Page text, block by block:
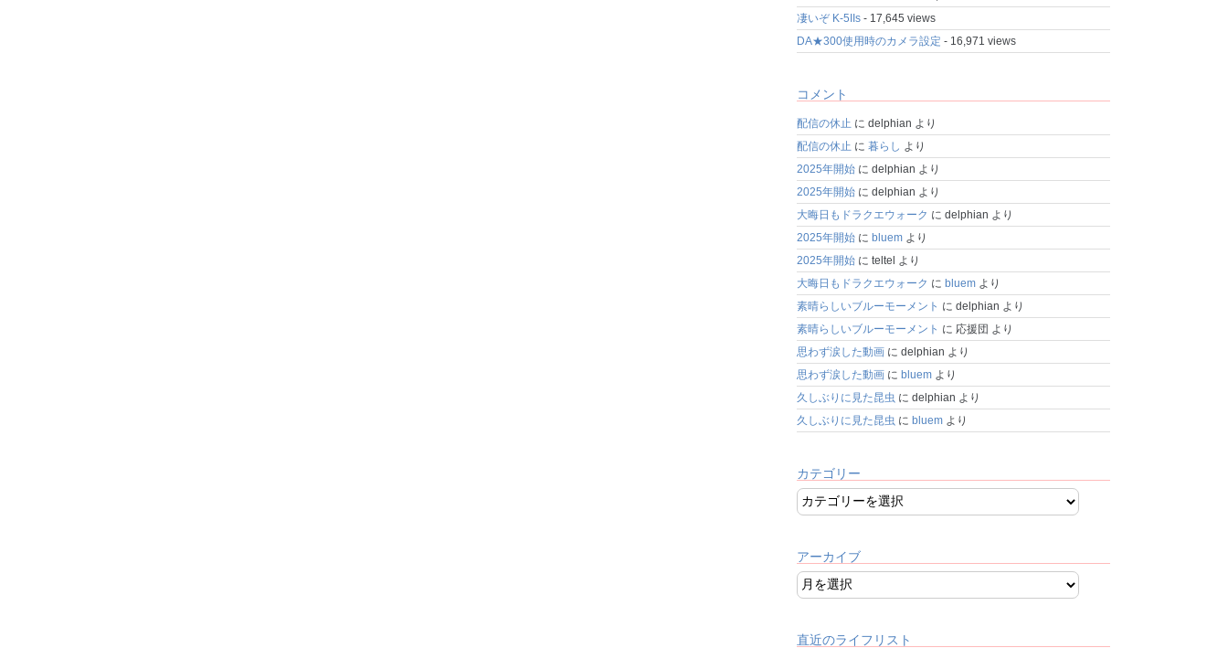
凄いぞ K-5IIs- 17,645 views
DA★300使用時のカメラ設定 - 16,971 views
コメント
配信の休止 に delphian より
配信の休止 に 暮らし より
2025年開始に delphian より
2025年開始に delphian より
大晦日もドラクエウォーク に delphian より
2025年開始に bluemより
2025年開始に teltel より
大晦日もドラクエウォーク に bluemより
素晴らしいブルーモーメント に delphian より
素晴らしいブルーモーメント に 応援団 より
思わず涙した動画に delphian より
思わず涙した動画に bluemより
久しぶりに見た昆虫 に delphian より
久しぶりに見た昆虫 に bluemより
カテゴリー
アーカイブ
直近のライフリスト